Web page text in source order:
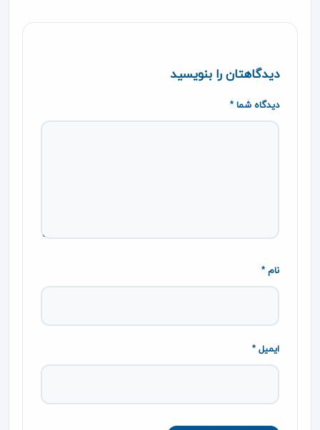
دیدگاهتان را بنویسید
دیدگاه شما *
نام *
ایمیل *